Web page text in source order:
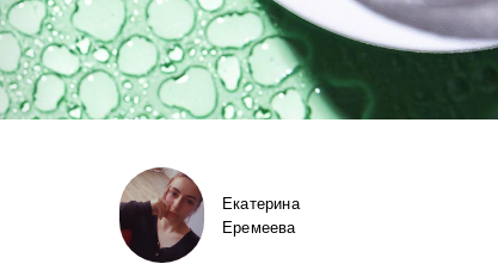
Екатерина
Еремеева